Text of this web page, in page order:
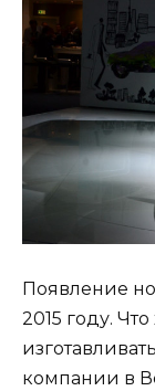
Появление
2015 году.
компании в